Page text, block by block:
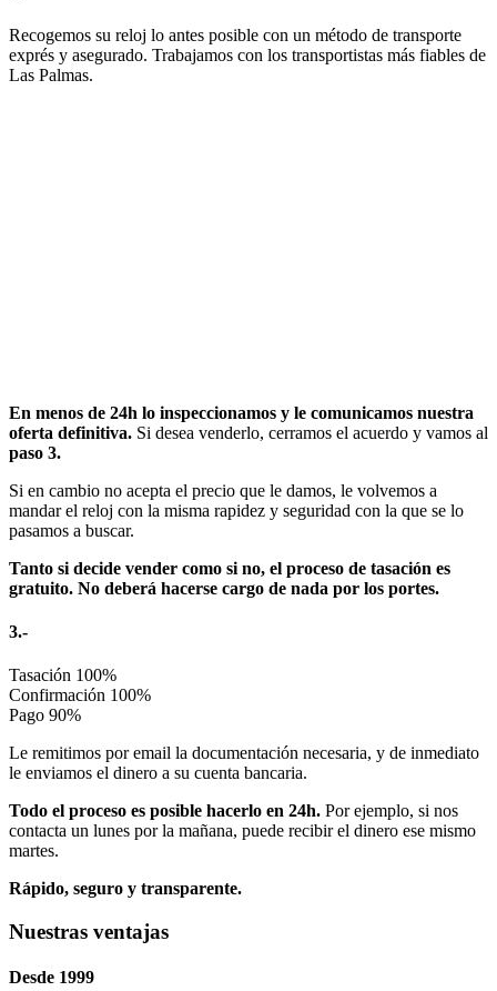
Recogemos su reloj lo antes posible con un método de transporte
exprés y asegurado. Trabajamos con los transportistas más fiables de
Las Palmas.
En menos de 24h lo inspeccionamos y le comunicamos nuestra
oferta definitiva. Si desea venderlo, cerramos el acuerdo y vamos al
paso 3.
Si en cambio no acepta el precio que le damos, le volvemos a
mandar el reloj con la misma rapidez y seguridad con la que se lo
pasamos a buscar.
Tanto si decide vender como si no, el proceso de tasación es
gratuito. No deberá hacerse cargo de nada por los portes.
3.-
Tasación 100%
Confirmación 100%
Pago 90%
Le remitimos por email la documentación necesaria, y de inmediato
le enviamos el dinero a su cuenta bancaria.
Todo el proceso es posible hacerlo en 24h. Por ejemplo, si nos
contacta un lunes por la mañana, puede recibir el dinero ese mismo
martes.
Rápido, seguro y transparente.
Nuestras ventajas
Desde 1999